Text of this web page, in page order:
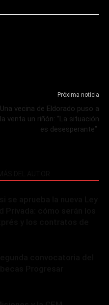
Próxima noticia
Una vecina de Eldorado puso a
la venta un riñón: “La situación
es desesperante”